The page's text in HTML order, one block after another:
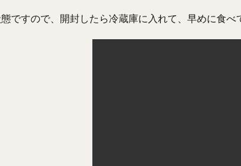
ですので、開封したら冷蔵庫に入れて、早めに食べ